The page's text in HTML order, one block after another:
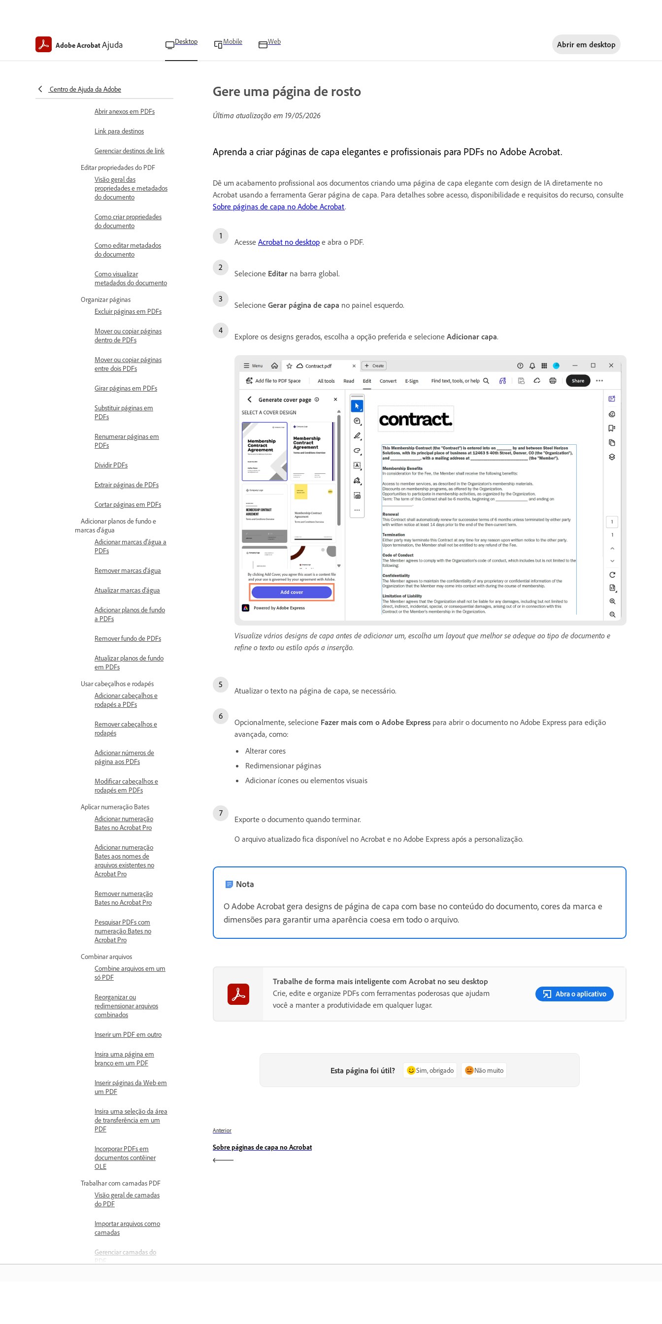
Adobe AcrobatAjuda Desktop Mobile Web Abrir em desktop
Centro de Ajuda da Adobe
links em PDFs
um retângulo de link
Abrir anexos em PDFs
Link para destinos
Gerenciar destinos de link
Editar propriedades do PDF
Visão geral das
propriedades e metadados
do documento
Como criar propriedades
do documento
Como editar metadados
do documento
Como visualizar
metadados do documento
Organizar páginas
Excluir páginas em PDFs
Mover ou copiar páginas
dentro de PDFs
Mover ou copiar páginas
entre dois PDFs
Girar páginas em PDFs
Substituir páginas em
PDFs
Renumerar páginas em
PDFs
Dividir PDFs
Extrair páginas de PDFs
Cortar páginas em PDFs
Adicionar planos de fundo e
marcas d'água
Adicionar marcas d'água a
PDFs
Remover marcas d'água
Atualizar marcas d'água
Adicionar planos de fundo
a PDFs
Remover fundo de PDFs
Atualizar planos de fundo
em PDFs
Usar cabeçalhos e rodapés
Adicionar cabeçalhos e
rodapés a PDFs
Remover cabeçalhos e
rodapés
Adicionar números de
página aos PDFs
Modificar cabeçalhos e
rodapés em PDFs
Aplicar numeração Bates
Adicionar numeração
Bates no Acrobat Pro
Adicionar numeração
Bates aos nomes de
arquivos existentes no
Acrobat Pro
Remover numeração
Bates no Acrobat Pro
Pesquisar PDFs com
numeração Bates no
Acrobat Pro
Combinar arquivos
Combine arquivos em um
só PDF
Reorganizar ou
redimensionar arquivos
combinados
Inserir um PDF em outro
Insira uma página em
branco em um PDF
Inserir páginas da Web em
um PDF
Insira uma seleção da área
de transferência em um
PDF
Incorporar PDFs em
documentos contêiner
OLE
Trabalhar com camadas PDF
Visão geral de camadas
do PDF
Importar arquivos como
camadas
Gerenciar camadas do
PDF
Gere uma página de rosto
Última atualização em 19/05/2026
Aprenda a criar páginas de capa elegantes e profissionais para PDFs no Adobe Acrobat.
Dê um acabamento profissional aos documentos criando uma página de capa elegante com design de IA diretamente no
Acrobat usando a ferramenta Gerar página de capa. Para detalhes sobre acesso, disponibilidade e requisitos do recurso, consulte
Sobre páginas de capa no Adobe Acrobat.
Acesse Acrobat no desktop e abra o PDF.
Selecione Editar na barra global.
Selecione Gerar página de capa no painel esquerdo.
Explore os designs gerados, escolha a opção preferida e selecione Adicionar capa.
Visualize vários designs de capa antes de adicionar um, escolha um layout que melhor se adeque ao tipo de documento e
refine o texto ou estilo após a inserção.
Atualizar o texto na página de capa, se necessário.
Opcionalmente, selecione Fazer mais com o Adobe Express para abrir o documento no Adobe Express para edição
avançada, como:
Alterar cores
Redimensionar páginas
Adicionar ícones ou elementos visuais
Exporte o documento quando terminar.
O arquivo atualizado fica disponível no Acrobat e no Adobe Express após a personalização.
Nota
O Adobe Acrobat gera designs de página de capa com base no conteúdo do documento, cores da marca e
dimensões para garantir uma aparência coesa em todo o arquivo.
Trabalhe de forma mais inteligente com Acrobat no seu desktop
Crie, edite e organize PDFs com ferramentas poderosas que ajudam
você a manter a produtividade em qualquer lugar.
Abra o aplicativo
Esta página foi útil? Sim, obrigado Não muito
Anterior
Sobre páginas de capa no Acrobat